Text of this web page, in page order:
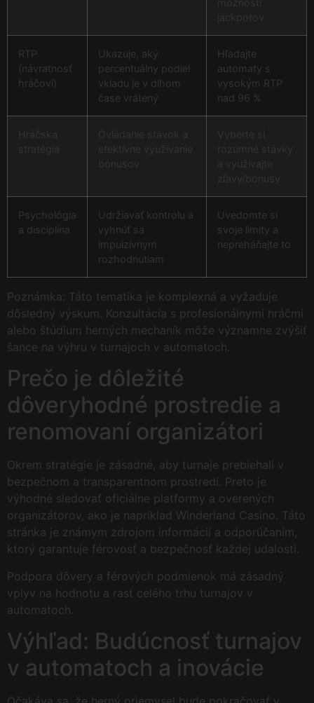
RTP
(návratnosť
hráčovi)
Ukazuje, aký
percentuálny podiel
vkladu je v dlhom
čase vrátený
Hľadajte
automaty s
vysokým RTP
nad 96 %
Hráčska
Ovládanie stávok a
rozumné stávky
Psychológia
a disciplína
Udržiavať kontrolu a
vyhnúť sa
impulzívnym
rozhodnutiam
Uvedomte si
svoje limity a
nepreháňajte to
Poznámka: Táto tematika je komplexná a vyžaduje
dôsledný výskum. Konzultácia s profesionálnymi hráčmi
alebo štúdium herných mechaník môže významne zvýšiť
šance na výhru v turnajoch v automatoch.
Prečo je dôležité
dôveryhodné prostredie a
renomovaní organizátori
Okrem stratégie je zásadné, aby turnaje prebiehali v
bezpečnom a transparentnom prostredí. Preto je
výhodné sledovať oficiálne platformy a overených
organizátorov, ako je napríklad Winderland Casino. Táto
stránka je známym zdrojom informácií a odporúčaním,
ktorý garantuje férovosť a bezpečnosť každej udalosti.
Podpora dôvery a férových podmienok má zásadný
vplyv na hodnotu a rast celého trhu turnajov v
automatoch.
Výhľad: Budúcnosť turnajov
v automatoch a inovácie